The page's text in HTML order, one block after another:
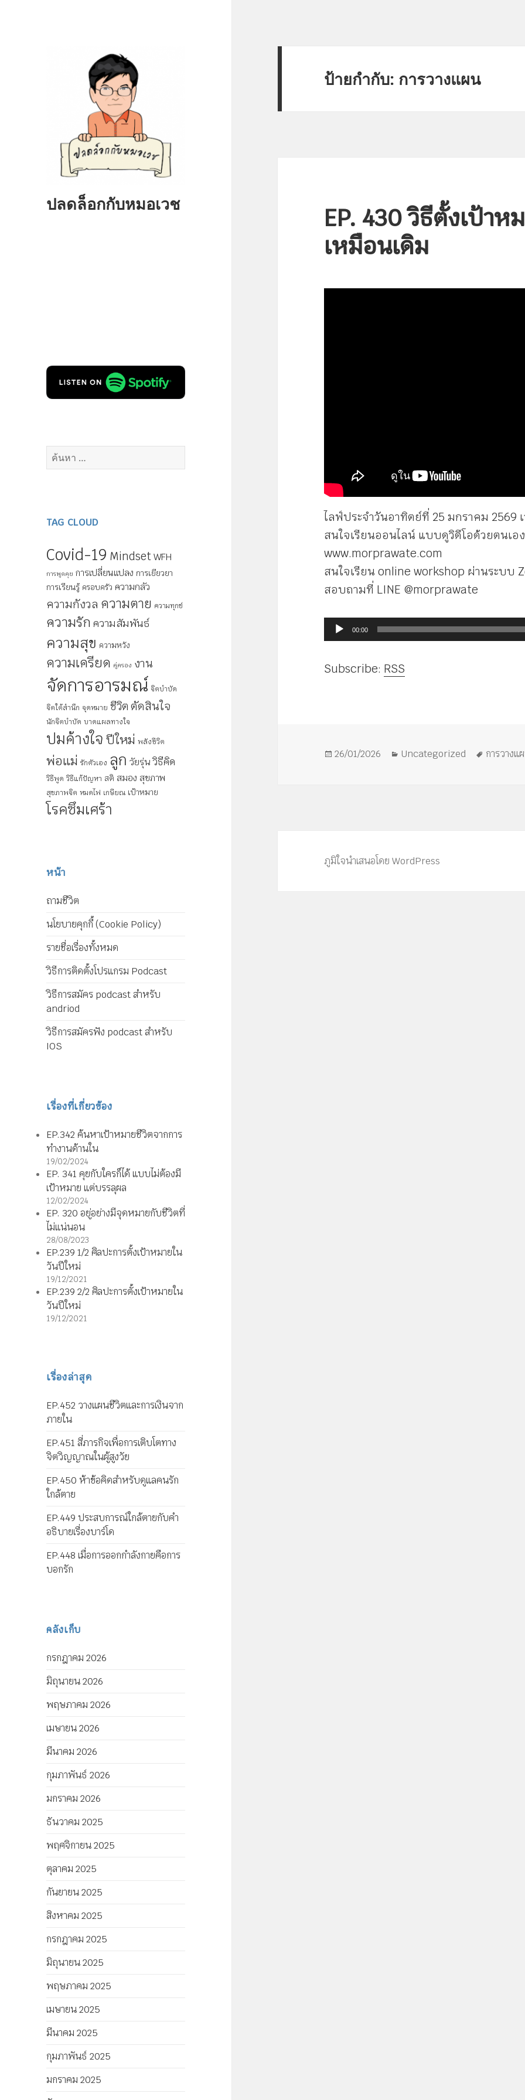
ปลดล็อกกับหมอเวช
ค้นหา
TAG CLOUD
Covid-19 Mindset WFH
การพูดคุย การเปลี่ยนแปลง การเยียวยา
การเรียนรู้ ครอบครัว ความกลัว
ความกังวล ความตาย ความทุกข์
ความรัก ความสัมพันธ์
ความสุข ความหวัง
ความเครียด คู่ครอง งาน
จัดการอารมณ์ จิตบำบัด
จิตใต้สำนึก จุดหมาย ชีวิต ตัดสินใจ
นักจิตบำบัด บาดแผลทางใจ
ปมค้างใจ ปีใหม่ พลังชีวิต
พ่อแม่ รักตัวเอง ลูก วัยรุ่นวิธีคิด
วิธีพูด วิธีแก้ปัญหา สติ สมอง สุขภาพ
สุขภาพจิต หมดไฟ เกษียณ เป้าหมาย
โรคซึมเศร้า
หน้า
ถามชีวิต
นโยบายคุกกี้ (Cookie Policy)
รายชื่อเรื่องทั้งหมด
วิธีการติดตั้งโปรแกรม Podcast
วิธีการสมัคร podcast สำหรับ
andriod
วิธีการสมัครฟัง podcast สำหรับ
IOS
เรื่องที่เกี่ยวข้อง
EP.342 ค้นหาเป้าหมายชีวิตจากการ
ทำงานด้านใน
19/02/2024
EP. 341 คุยกับใครก็ได้ แบบไม่ต้องมี
เป้าหมาย แต่บรรลุผล
12/02/2024
EP. 320 อยู่อย่างมีจุดหมายกับชีวิตที่
ไม่แน่นอน
28/08/2023
EP.239 1/2 ศิลปะการตั้งเป้าหมายใน
วันปีใหม่
19/12/2021
EP.239 2/2 ศิลปะการตั้งเป้าหมายใน
วันปีใหม่
19/12/2021
เรื่องล่าสุด
EP.452 วางแผนชีวิตและการเงินจาก
ภายใน
EP.451 สี่ภารกิจเพื่อการเติบโตทาง
จิตวิญญาณในผู้สูงวัย
EP.450 ห้าข้อคิดสำหรับดูแลคนรัก
ใกล้ตาย
EP.449 ประสบการณ์ใกล้ตายกับคำ
อธิบายเรื่องบาร์โด
EP.448 เมื่อการออกกำลังกายคือการ
บอกรัก
คลังเก็บ
กรกฎาคม 2026
มิถุนายน 2026
พฤษภาคม 2026
เมษายน 2026
มีนาคม 2026
กุมภาพันธ์ 2026
มกราคม 2026
ธันวาคม 2025
พฤศจิกายน 2025
ตุลาคม 2025
กันยายน 2025
สิงหาคม 2025
กรกฎาคม 2025
มิถุนายน 2025
พฤษภาคม 2025
เมษายน 2025
มีนาคม 2025
กุมภาพันธ์ 2025
มกราคม 2025
ป้ายกำกับ: การวางแผน
EP. 430 วิธีตั้งเป้าห
เหมือนเดิม
ไลฟ์ประจำวันอาทิตย์ที่ 25 มกราคม 2569
สนใจเรียนออนไลน์ แบบดูวิดีโอด้วยตนเอ
www.morprawate.com
สนใจเรียน online workshop ผ่านระบบ
สอบถามที่ LINE @morprawate
ตัว
เล่น
ไฟล์
00:00
Subscribe: RSS
เขียน
26/01/2026
หมวด
Uncategorized
ป้าย
การวางแ
ภูมิใจนำเสนอโดย WordPress